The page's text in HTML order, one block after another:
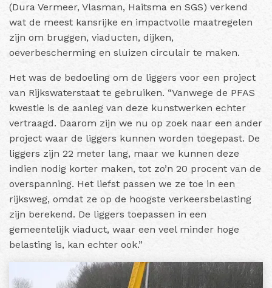
(Dura Vermeer, Vlasman, Haitsma en SGS) verkend
wat de meest kansrijke en impactvolle maatregelen
zijn om bruggen, viaducten, dijken,
oeverbescherming en sluizen circulair te maken.
Het was de bedoeling om de liggers voor een project
van Rijkswaterstaat te gebruiken. “Vanwege de PFAS
kwestie is de aanleg van deze kunstwerken echter
vertraagd. Daarom zijn we nu op zoek naar een ander
project waar de liggers kunnen worden toegepast. De
liggers zijn 22 meter lang, maar we kunnen deze
indien nodig korter maken, tot zo’n 20 procent van de
overspanning. Het liefst passen we ze toe in een
rijksweg, omdat ze op de hoogste verkeersbelasting
zijn berekend. De liggers toepassen in een
gemeentelijk viaduct, waar een veel minder hoge
belasting is, kan echter ook.”